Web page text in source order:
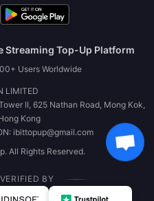
Streaming Top-Up Platform
Users Worldwide
LIMITED
II, 625 Nathan Road, Mong Kok,
Kong
ibittopup@gmail.com
All Rights Reserved.
BY